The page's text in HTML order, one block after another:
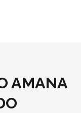
AMANA